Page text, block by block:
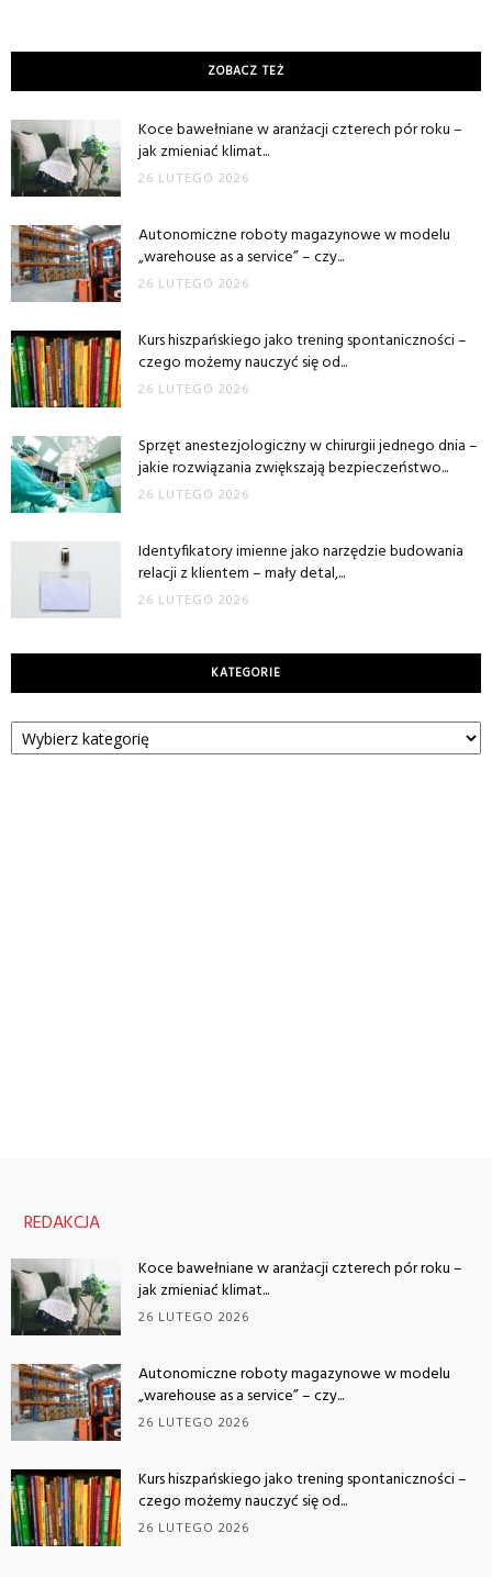
ZOBACZ TEŻ
Koce bawełniane w aranżacji czterech pór roku –
jak zmieniać klimat...
26 LUTEGO 2026
Autonomiczne roboty magazynowe w modelu
„warehouse as a service” – czy...
26 LUTEGO 2026
Kurs hiszpańskiego jako trening spontaniczności –
czego możemy nauczyć się od...
26 LUTEGO 2026
Sprzęt anestezjologiczny w chirurgii jednego dnia –
jakie rozwiązania zwiększają bezpieczeństwo...
26 LUTEGO 2026
Identyfikatory imienne jako narzędzie budowania
relacji z klientem – mały detal,...
26 LUTEGO 2026
KATEGORIE
Kategorie
REDAKCJA
Koce bawełniane w aranżacji czterech pór roku –
jak zmieniać klimat...
26 LUTEGO 2026
Autonomiczne roboty magazynowe w modelu
„warehouse as a service” – czy...
26 LUTEGO 2026
Kurs hiszpańskiego jako trening spontaniczności –
czego możemy nauczyć się od...
26 LUTEGO 2026